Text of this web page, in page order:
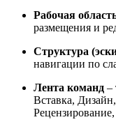
Рабочая
размещения и
Структура
навигации по
Лента команд –
Вставка,